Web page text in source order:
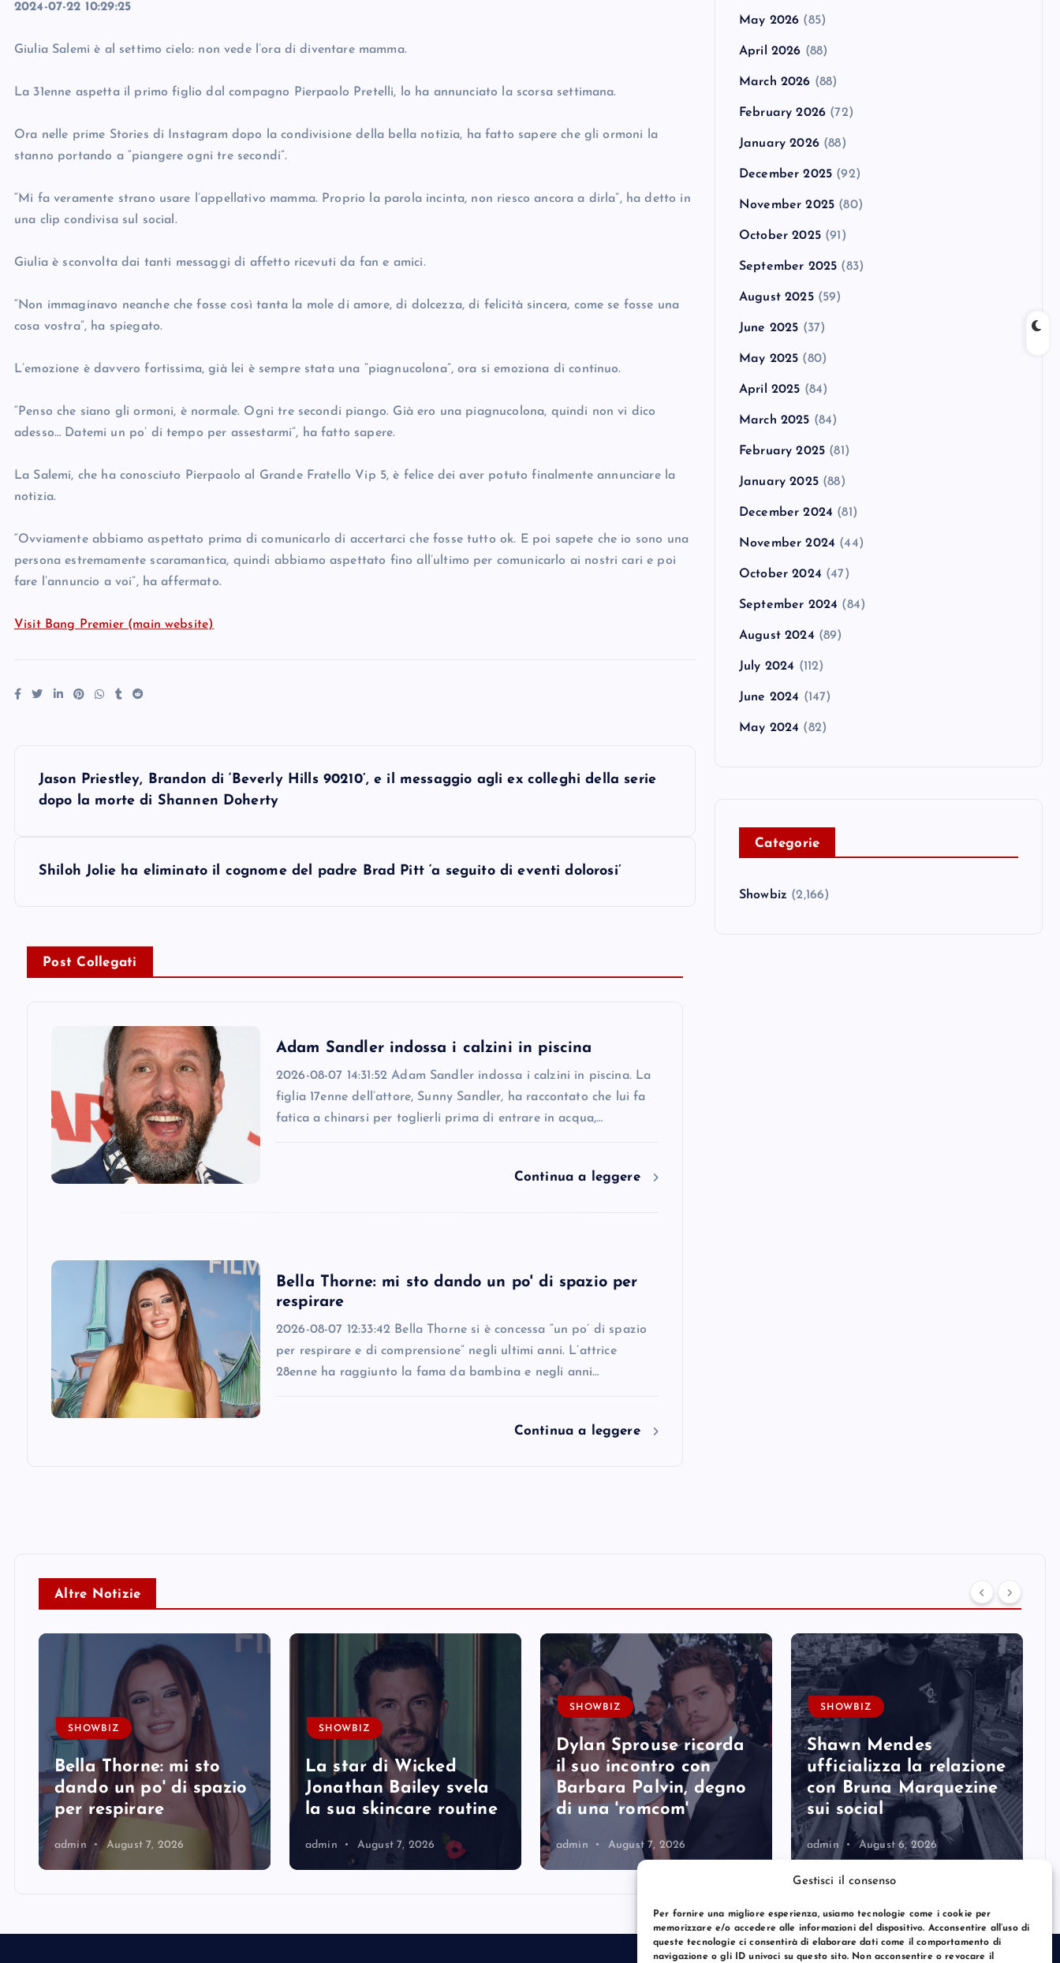
Gestisci il consenso
Per fornire una migliore esperienza, usiamo tecnologie come i cookie per
memorizzare e/o accedere alle informazioni del dispositivo. Acconsentire all’uso di
queste tecnologie ci consentirà di elaborare dati come il comportamento di
navigazione o gli ID univoci su questo sito. Non acconsentire o revocare il
2024-07-22 10:29:25
Giulia Salemi è al settimo cielo: non vede l’ora di diventare mamma.
La 31enne aspetta il primo figlio dal compagno Pierpaolo Pretelli, lo ha annunciato la scorsa settimana.
Ora nelle prime Stories di Instagram dopo la condivisione della bella notizia, ha fatto sapere che gli ormoni la
stanno portando a “piangere ogni tre secondi”.
“Mi fa veramente strano usare l’appellativo mamma. Proprio la parola incinta, non riesco ancora a dirla”, ha detto in
una clip condivisa sul social.
Giulia è sconvolta dai tanti messaggi di affetto ricevuti da fan e amici.
“Non immaginavo neanche che fosse così tanta la mole di amore, di dolcezza, di felicità sincera, come se fosse una
cosa vostra”, ha spiegato.
L’emozione è davvero fortissima, già lei è sempre stata una “piagnucolona”, ora si emoziona di continuo.
“Penso che siano gli ormoni, è normale. Ogni tre secondi piango. Già ero una piagnucolona, quindi non vi dico
adesso… Datemi un po’ di tempo per assestarmi”, ha fatto sapere.
La Salemi, che ha conosciuto Pierpaolo al Grande Fratello Vip 5, è felice dei aver potuto finalmente annunciare la
notizia.
“Ovviamente abbiamo aspettato prima di comunicarlo di accertarci che fosse tutto ok. E poi sapete che io sono una
persona estremamente scaramantica, quindi abbiamo aspettato fino all’ultimo per comunicarlo ai nostri cari e poi
fare l’annuncio a voi”, ha affermato.
Visit Bang Premier (main website)
n
a
Jason Priestley, Brandon di ‘Beverly Hills 90210’, e il messaggio agli ex colleghi della serie
dopo la morte di Shannen Doherty
Shiloh Jolie ha eliminato il cognome del padre Brad Pitt ‘a seguito di eventi dolorosi’
Post Collegati
Adam Sandler indossa i calzini in piscina
2026-08-07 14:31:52 Adam Sandler indossa i calzini in piscina. La
figlia 17enne dell’attore, Sunny Sandler, ha raccontato che lui fa
fatica a chinarsi per toglierli prima di entrare in acqua,…
Continua a leggere
Bella Thorne: mi sto dando un po' di spazio per
respirare
2026-08-07 12:33:42 Bella Thorne si è concessa “un po’ di spazio
per respirare e di comprensione” negli ultimi anni. L’attrice
28enne ha raggiunto la fama da bambina e negli anni…
Continua a leggere
May 2026 (85)
April 2026 (88)
March 2026 (88)
February 2026 (72)
January 2026(88)
December 2025 (92)
November 2025 (80)
October 2025(91)
September 2025 (83)
August 2025(59)
June 2025 (37)
May 2025 (80)
April 2025 (84)
March 2025 (84)
February 2025 (81)
January 2025(88)
December 2024 (81)
November 2024 (44)
October 2024 (47)
September 2024 (84)
August 2024 (89)
July 2024 (112)
June 2024 (147)
May 2024 (82)
Categorie
Showbiz (2,166)
Altre Notizie
SHOWBIZ
Bella Thorne: mi sto
dando un po' di spazio
per respirare
admin August 7, 2026
SHOWBIZ
La star di Wicked
Jonathan Bailey svela
la sua skincare routine
admin August 7, 2026
SHOWBIZ
Dylan Sprouse ricorda
il suo incontro con
Barbara Palvin, degno
di una 'romcom'
admin August 7, 2026
SHOWBIZ
Shawn Mendes
ufficializza la relazione
con Bruna Marquezine
sui social
admin August 6, 2026